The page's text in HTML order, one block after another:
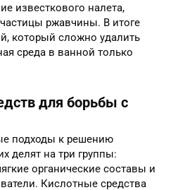
известкового налета,
ржавчины. В итоге
который сложно удалить
среда в ванной только
для борьбы с
подходы к решению
делят на три группы:
органические составы и
Кислотные средства